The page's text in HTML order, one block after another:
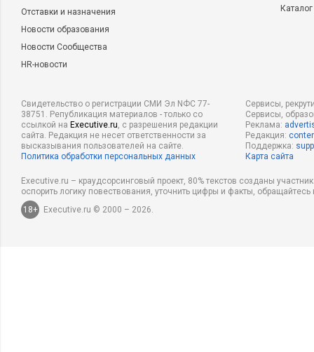
Отставки и назначения
Новости образования
Новости Сообщества
HR-новости
Свидетельство о регистрации СМИ Эл NФС 77-
38751. Републикация материалов - только со
ссылкой на Executive.ru, с разрешения редакции
сайта. Редакция не несет ответственности за
высказывания пользователей на сайте.
Политика обработки персональных данных
Сервисы,
Сервисы,
Реклама:
Редакция:
Поддержка:
Карта сайта
Executive.ru – краудсорсинговый проект, 80% текстов созданы
оспорить логику повествования, уточнить цифры и факты,
18+
Executive.ru © 2000 – 2026.